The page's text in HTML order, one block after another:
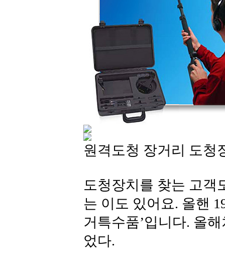
원격도청 장거리 도청
도청장치를 찾는 고객
는 이도 있어요. 올핸
거특수품’입니다. 올
었다.